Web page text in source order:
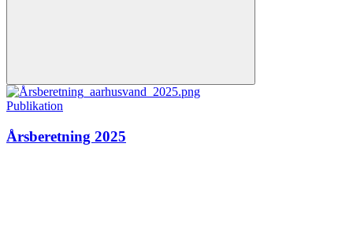
Publikation
Årsberetning 2025